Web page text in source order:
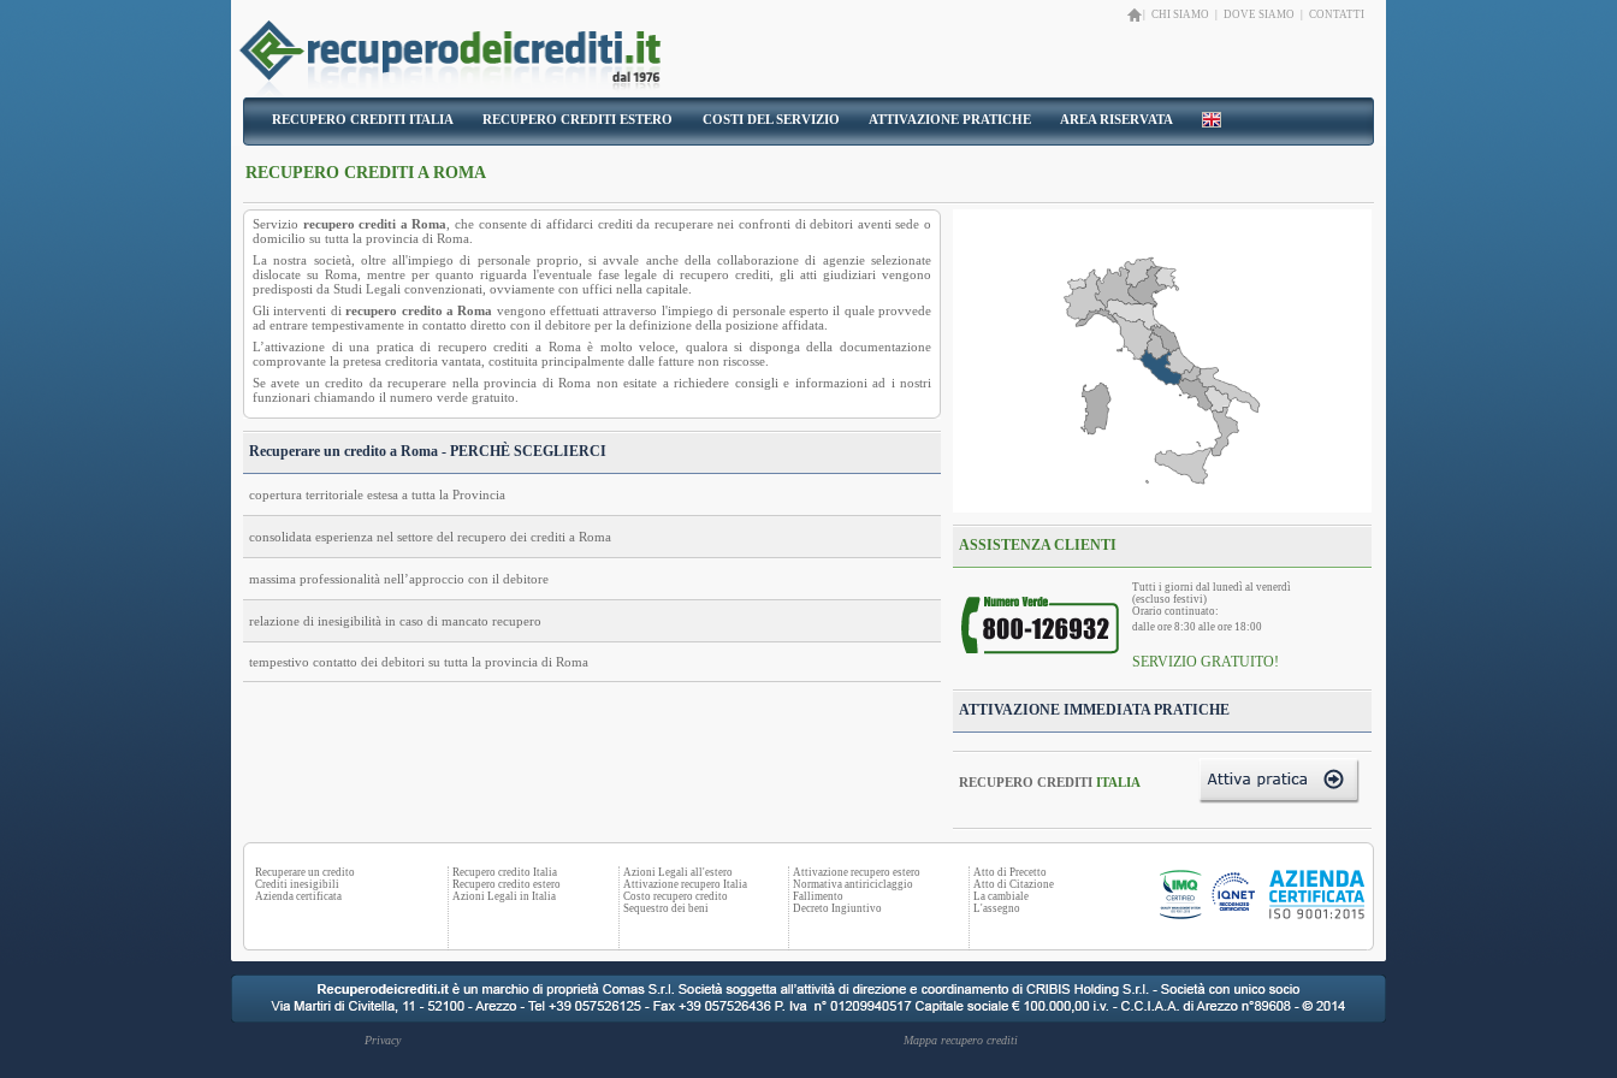
CHI SIAMO DOVE SIAMO CONTATTI
RECUPERO CREDITI ITALIA RECUPERO CREDITI ESTERO COSTI DEL SERVIZIO ATTIVAZIONE PRATICHE AREA RISERVATA
RECUPERO CREDITI A ROMA
ASSISTENZA CLIENTI
Tutti i giorni dal lunedì al venerdì
(escluso festivi)
Orario continuato:
dalle ore 8:30 alle ore 18:00
SERVIZIO GRATUITO!
ATTIVAZIONE IMMEDIATA PRATICHE
RECUPERO CREDITI ITALIA
Servizio recupero crediti a Roma
, che consente di affidarci crediti da recuperare nei confronti di debitori aventi sede o
domicilio su tutta la provincia di Roma.
La nostra società, oltre all'impiego di personale proprio, si avvale anche della collaborazione di agenzie selezionate
dislocate su Roma, mentre per quanto riguarda l'eventuale fase legale di recupero crediti, gli atti giudiziari vengono
predisposti da Studi Legali convenzionati, ovviamente con uffici nella capitale.
Gli interventi direcupero credito a Roma vengono effettuati attraverso l'impiego di personale esperto il quale provvede
ad entrare tempestivamente in contatto diretto con il debitore per la definizione della posizione affidata.
L’attivazione di una pratica di recupero crediti a Roma è molto veloce, qualora si disponga della documentazione
comprovante la pretesa creditoria vantata, costituita principalmente dalle fatture non riscosse.
Se avete un credito da recuperare nella provincia di Roma non esitate a richiedere consigli e informazioni ad i nostri
funzionari chiamando il numero verde gratuito.
Recuperare un credito a Roma - PERCHÈ SCEGLIERCI
copertura territoriale estesa a tutta la Provincia
consolidata esperienza nel settore del recupero dei crediti a Roma
massima professionalità nell’approccio con il debitore
relazione di inesigibilità in caso di mancato recupero
tempestivo contatto dei debitori su tutta la provincia di Roma
Recuperare un credito
Crediti inesigibili
Azienda certificata
Recupero credito Italia
Recupero credito estero
Azioni Legali in Italia
Azioni Legali all'estero
Attivazione recupero Italia
Costo recupero credito
Sequestro dei beni
Attivazione recupero estero
Normativa antiriciclaggio
Fallimento
Decreto Ingiuntivo
Atto di Precetto
Atto di Citazione
La cambiale
L'assegno
Privacy Mappa recupero crediti